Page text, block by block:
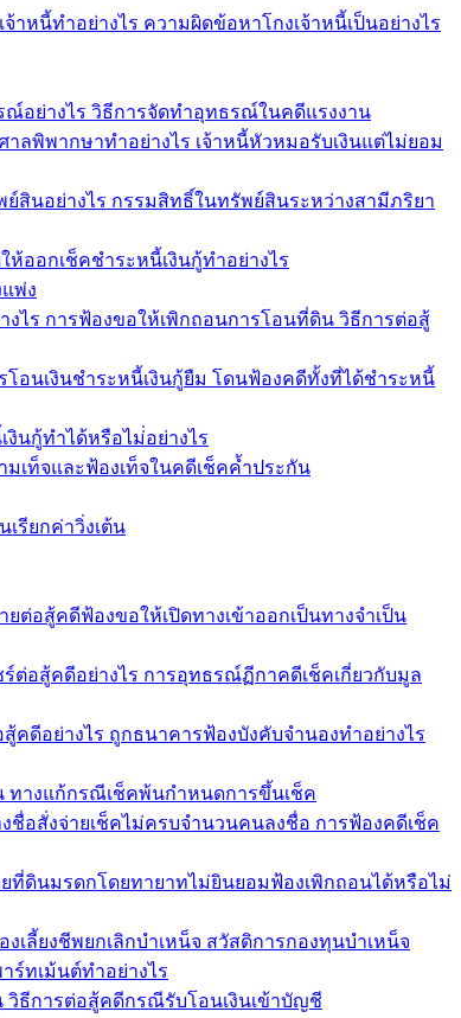
หนี้ทำอย่างไร ความผิดข้อหาโกงเจ้าหนี้เป็นอย่างไร
อย่างไร วิธีการจัดทำอุทธรณ์ในคดีแรงงาน
าลพิพากษาทำอย่างไร เจ้าหนี้หัวหมอรับเงินแต่ไม่ยอม
สินอย่างไร กรรมสิทธิ์ในทรัพย์สินระหว่างสามีภริยา
ออกเช็คชำระหนี้เงินกู้ทำอย่างไร
พ่ง
ไร การฟ้องขอให้เพิกถอนการโอนที่ดิน วิธีการต่อสู้
โอนเงินชำระหนี้เงินกู้ยืม โดนฟ้องคดีทั้งที่ได้ชำระหนี้
นกู้ทำได้หรือไม่่อย่างไร
เท็จและฟ้องเท็จในคดีเช็คค้ำประกัน
เรียกค่าวิ่งเต้น
ต่อสู้คดีฟ้องขอให้เปิดทางเข้าออกเป็นทางจำเป็น
ต่อสู้คดีอย่างไร การอุทธรณ์ฏีกาคดีเช็คเกี่ยวกับมูล
ดีอย่างไร ถูกธนาคารฟ้องบังคับจำนองทำอย่างไร
ทางแก้กรณีเช็คพ้นกำหนดการขึ้นเช็ค
ชื่อสั่งจ่ายเช็คไม่ครบจำนวนคนลงชื่อ การฟ้องคดีเช็ค
ที่ดินมรดกโดยทายาทไม่ยินยอมฟ้องเพิกถอนได้หรือไม่
เลี้ยงชีพยกเลิกบำเหน็จ สวัสดิการกองทุนบำเหน็จ
ทเม้นต์ทำอย่างไร
วิธีการต่อสู้คดีกรณีรับโอนเงินเข้าบัญชี